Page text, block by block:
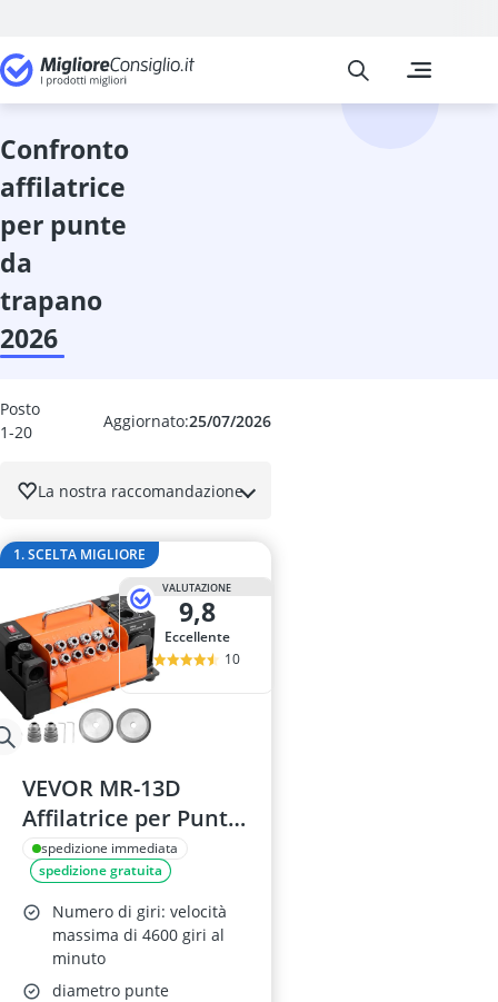
Giardino e
Acceleratore
Migliore Consiglio
confronto
affilatrice
per punte
da
trapano
2026
Aggiornato:25/07/2026
Posto
1-20
La nostra raccomandazione
1. SCELTA MIGLIORE
VALUTAZIONE
9,8
Eccellente
10
VEVOR MR-13D
Affilatrice per Punte
da Trapano, 3–15
mm, Angolo Punta
95°–135°, 13 Pinze,
Mola CBN e SDC
spedizione immediata
spedizione gratuita
Numero di giri: velocità
massima di 4600 giri al
minuto
diametro punte